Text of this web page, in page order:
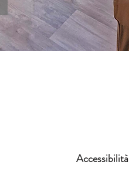
Accessibilità